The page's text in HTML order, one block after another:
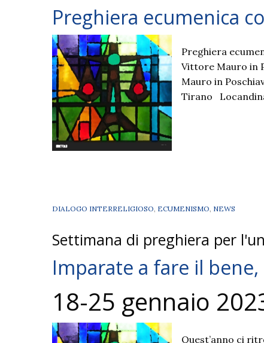
Preghiera ecumenica
Preghiera
Vittore Mauro in
Mauro in
Tirano
DIALOGO INTERRELIGIOSO, ECUMENISMO, NEWS
Settimana di preghiera per
Imparate a fare il
18-25 gennaio
Quest’anno ci